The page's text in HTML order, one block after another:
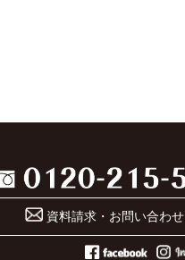
資料請求・お問い合わせ